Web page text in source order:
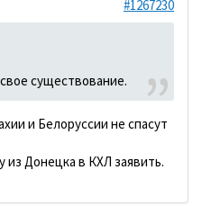
#1267230
существование.
и Белоруссии не спасут
Донецка в КХЛ заявить.